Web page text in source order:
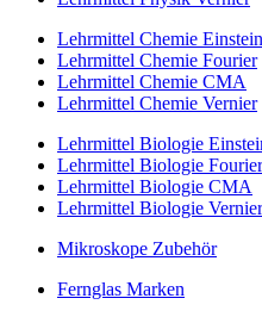
Lehrmittel Chemie Einstein
Lehrmittel Chemie Fourier
Lehrmittel Chemie CMA
Lehrmittel Chemie Vernier
Lehrmittel Biologie
Lehrmittel Biologie Fourier
Lehrmittel Biologie CMA
Lehrmittel Biologie Vernier
Mikroskope Zubehör
Fernglas Marken